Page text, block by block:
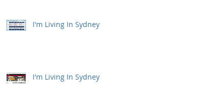
I'm Living In Sydney
I'm Living In Sydney